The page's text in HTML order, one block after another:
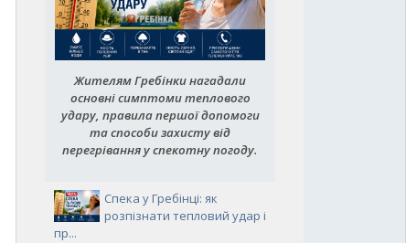
Жителям Гребінки нагадали
основні симптоми теплового
удару, правила першої допомоги
та способи захисту від
перегрівання у спекотну погоду.
Спека у Гребінці: як
розпізнати тепловий удар і
пр...